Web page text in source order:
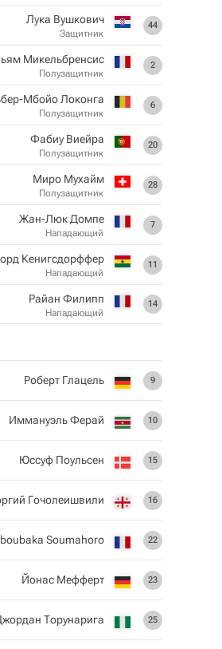
44
Лука Вушкович
Защитник
2
Микельбренсис
Полузащитник
6
Мбойо Локонга
Полузащитник
20
Фабиу Виейра
Полузащитник
28
Миро Мухайм
Полузащитник
7
Жан-Люк Домпе
Нападающий
11
Кенигсдорффер
Нападающий
14
Райан Филипп
Нападающий
9
Роберт Глацель
10
Иммануэль Ферай
15
Юссуф Поульсен
16
Гочолеишвили
22
Soumahoro
23
Йонас Мефферт
25
Торунарига